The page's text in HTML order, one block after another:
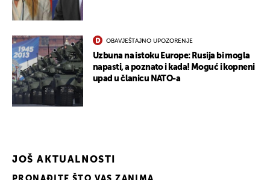
OBAVJEŠTAJNO UPOZORENJE
Uzbuna na istoku Europe: Rusija bi mogla
napasti, a poznato i kada! Moguć i kopneni
upad u članicu NATO-a
JOŠ AKTUALNOSTI